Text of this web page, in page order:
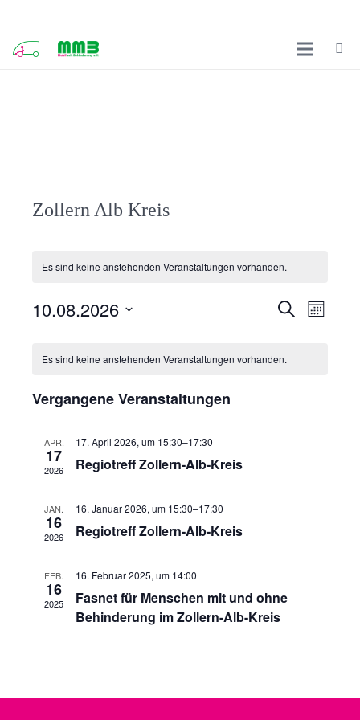
Zollern Alb Kreis
Es sind keine anstehenden Veranstaltungen vorhanden.
und
Suche
Monat
10.08.2026
wählen.
Veranstaltungen
Es sind keine anstehenden Veranstaltungen vorhanden.
Vergangene Veranstaltungen
APR.
17
2026
17. April 2026, um 15:30–17:30
Regiotreff Zollern-Alb-Kreis
JAN.
16
2026
16. Januar 2026, um 15:30–17:30
Regiotreff Zollern-Alb-Kreis
FEB.
16
2025
16. Februar 2025, um 14:00
Fasnet für Menschen mit und ohne
Behinderung im Zollern-Alb-Kreis